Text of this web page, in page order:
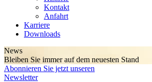
Kontakt
Anfahrt
Karriere
Downloads
News
Bleiben Sie immer auf dem neuesten Stand
Abonnieren Sie jetzt unseren
Newsletter